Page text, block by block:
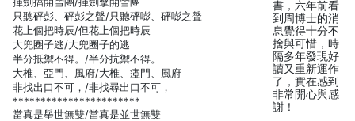
只聽砰彭、砰彭之聲/只聽砰嘭、砰嘭之聲
花上個把時辰/但花上個把時辰
大兜圈子逃/大兜圈子的逃
半分抵禦不得。/半分抗禦不得。
大椎、亞門、風府/大椎、瘂門、風府
非找出口不可，/非找尋出口不可，
***********************
當真是舉世無雙/當真是並世無雙
書，六年前看
到周博士的消
息覺得十分不
捨與可惜，時
隔多年發現好
讀又重新運作
了，實在感到
非常開心與感
謝！